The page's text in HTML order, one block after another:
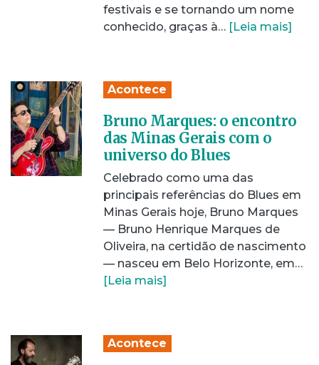
festivais e se tornando um nome
conhecido, graças à… [Leia mais]
Acontece
Bruno Marques: o encontro
das Minas Gerais com o
universo do Blues
Celebrado como uma das
principais referências do Blues em
Minas Gerais hoje, Bruno Marques
— Bruno Henrique Marques de
Oliveira, na certidão de nascimento
— nasceu em Belo Horizonte, em…
[Leia mais]
Acontece